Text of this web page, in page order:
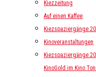
Kiezzeitung
Auf einen Kaffee
Kiezspaziergänge
Kinoveranstaltungen
Kiezspaziergänge
KinoGold im Kino